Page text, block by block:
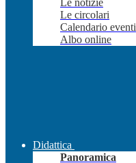
Le notizie
Le circolari
Calendario eventi
Albo online
Didattica
Panoramica